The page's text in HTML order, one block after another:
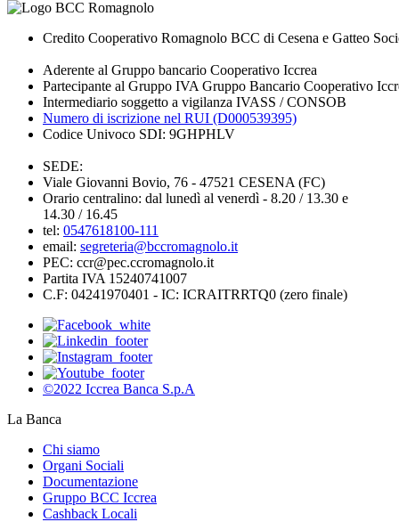
Credito Cooperativo Romagnolo BCC di Cesena e Gatteo
Aderente al Gruppo bancario Cooperativo Iccrea
Partecipante al Gruppo IVA Gruppo Bancario Cooperativo
Intermediario soggetto a vigilanza IVASS / CONSOB
Numero di iscrizione nel RUI (D000539395)
Codice Univoco SDI: 9GHPHLV
SEDE:
Viale Giovanni Bovio, 76 - 47521 CESENA (FC)
Orario centralino: dal lunedì al venerdì - 8.20 / 13.30 e
14.30 / 16.45
tel: 0547618100-111
email: segreteria@bccromagnolo.it
PEC: ccr@pec.ccromagnolo.it
Partita IVA 15240741007
C.F: 04241970401 - IC: ICRAITRRTQ0 (zero finale)
©2022 Iccrea Banca S.p.A
La Banca
Chi siamo
Organi Sociali
Documentazione
Gruppo BCC Iccrea
Cashback Locali